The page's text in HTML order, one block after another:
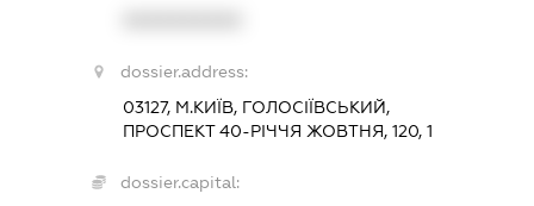
dossier.address:
03127, М.КИЇВ, ГОЛОСІЇВСЬКИЙ,
ПРОСПЕКТ 40-РІЧЧЯ ЖОВТНЯ, 120, 1
dossier.capital: